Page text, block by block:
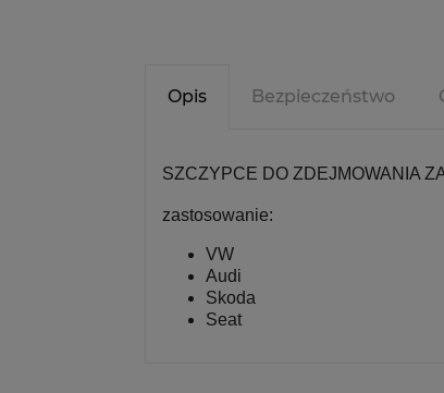
Opis Bezpieczeństwo
SZCZYPCE DO ZDEJMOWANIA
zastosowanie:
VW
Audi
Skoda
Seat